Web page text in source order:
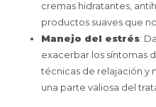
cremas hidratantes,
productos suaves que
Manejo del estrés:
exacerbar los síntomas
técnicas de relajación y
una parte valiosa del